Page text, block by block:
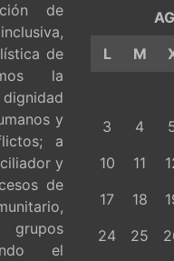
de
de
la
y
a
y
de
el
L
M
3
4
10
11
17
18
24
25